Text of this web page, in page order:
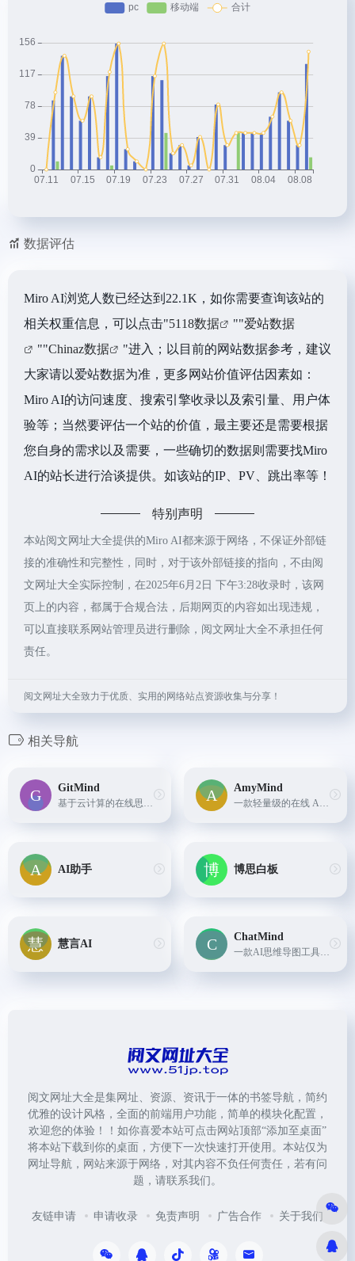
数据评估
Miro AI浏览人数已经达到22.1K，如你需要查询该站的
相关权重信息，可以点击"5118数据 ""爱站数据
""Chinaz数据
"进入；以目前的网站数据参考，建议
大家请以爱站数据为准，更多网站价值评估因素如：
Miro AI的访问速度、搜索引擎收录以及索引量、用户体
验等；当然要评估一个站的价值，最主要还是需要根据
您自身的需求以及需要，一些确切的数据则需要找Miro
AI的站长进行洽谈提供。如该站的IP、PV、跳出率等！
特别声明
本站阅文网址大全提供的Miro AI都来源于网络，不保证外部链
接的准确性和完整性，同时，对于该外部链接的指向，不由阅
文网址大全实际控制，在2025年6月2日 下午3:28收录时，该网
页上的内容，都属于合规合法，后期网页的内容如出现违规，
可以直接联系网站管理员进行删除，阅文网址大全不承担任何
责任。
阅文网址大全致力于优质、实用的网络站点资源收集与分享！
相关导航
GitMind
基于云计算的在线思维导图与流程图设计工具。它提供跨设备操作和简单易用的界面,可以快速创建专业的图表。
AmyMind
一款轻量级的在线 AI 思维导图工具。它无需登录、注册或下载，可以直接在网页上使用。
AI助手 博思白板
慧言AI
ChatMind
一款AI思维导图工具,可以用于笔记、日程安排、项目管理、头脑风暴等多种场景。它可以帮助快速总结和分析,持续提供创意灵感。
阅文网址大全是集网址、资源、资讯于一体的书签导航，简约
优雅的设计风格，全面的前端用户功能，简单的模块化配置，
欢迎您的体验！！如你喜爱本站可点击网站顶部“添加至桌面”
将本站下载到你的桌面，方便下一次快速打开使用。本站仅为
网址导航，网站来源于网络，对其内容不负任何责任，若有问
题，请联系我们。
友链申请 申请收录 免责声明 广告合作 关于我们